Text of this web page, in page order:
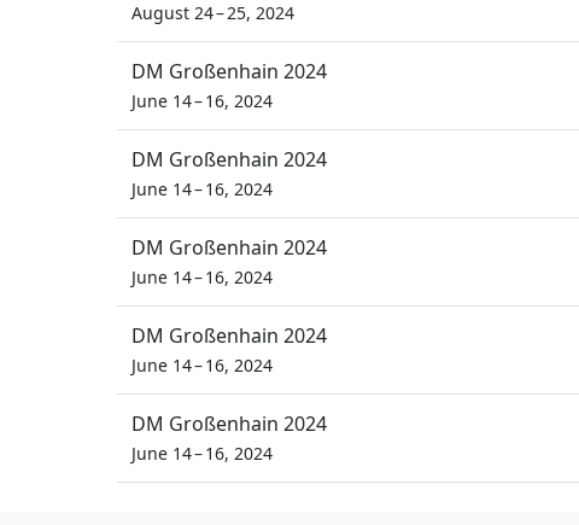
August 24 – 25, 2024
DM Großenhain 2024
June 14 – 16, 2024
DM Großenhain 2024
June 14 – 16, 2024
DM Großenhain 2024
June 14 – 16, 2024
DM Großenhain 2024
June 14 – 16, 2024
DM Großenhain 2024
June 14 – 16, 2024